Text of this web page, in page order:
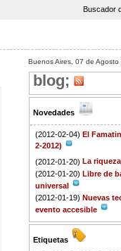
Buscador
Buenos Aires, 07 de Agosto
blog;
Novedades
(2012-02-04)El
2-2012)
(2012-01-20) La
(2012-01-20)Libre de
universal
(2012-01-19) Nuevas
evento accesible
Etiquetas